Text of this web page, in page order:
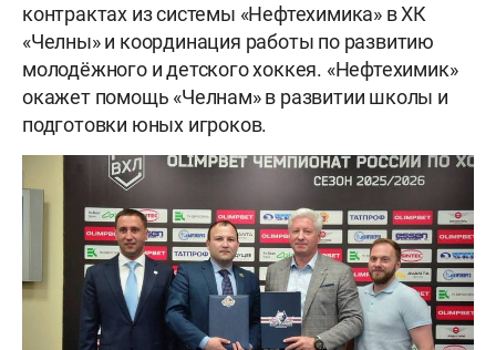
контрактах из системы «Нефтехимика» в ХК
«Челны» и координация работы по развитию
молодёжного и детского хоккея. «Нефтехимик»
окажет помощь «Челнам» в развитии школы и
подготовки юных игроков.